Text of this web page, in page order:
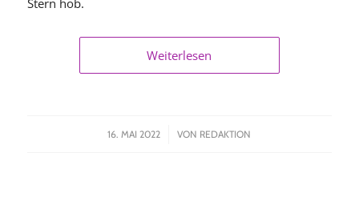
Stern hob.
Weiterlesen
16. MAI 2022
/ VON REDAKTION